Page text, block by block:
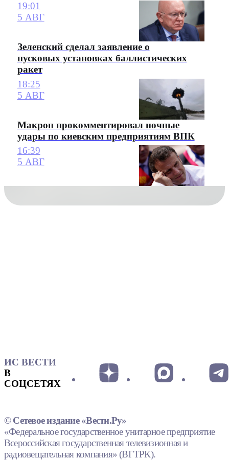
19:01
5 АВГ
Зеленский сделал заявление о
пусковых установках баллистических
ракет
18:25
5 АВГ
Макрон прокомментировал ночные
удары по киевским предприятиям ВПК
16:39
5 АВГ
ИС ВЕСТИ
В
СОЦСЕТЯХ
© Сетевое издание «Вести.Ру»
«Федеральное государственное унитарное предприятие
Всероссийская государственная телевизионная и
радиовещательная компания» (ВГТРК).